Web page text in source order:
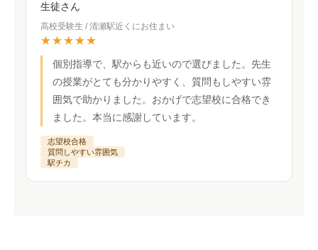
生徒さん
高校受験生 / 清瀬駅近くにお住まい
★★★★★
個別指導で、駅からも近いので選びました。先生
の授業がとても分かりやすく、質問もしやすい雰
囲気で助かりました。おかげで志望校に合格でき
ました。本当に感謝しています。
志望校合格
質問しやすい雰囲気
駅チカ